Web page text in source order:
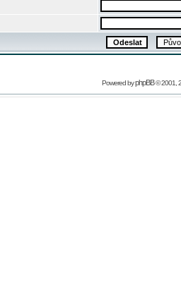
Powered byphpBB© 2001,